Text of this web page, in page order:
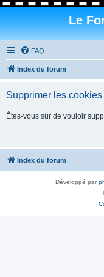
Le
FAQ
Index du forum
Supprimer les cookies
Êtes-vous sûr de vouloir
Index du forum
Développé par